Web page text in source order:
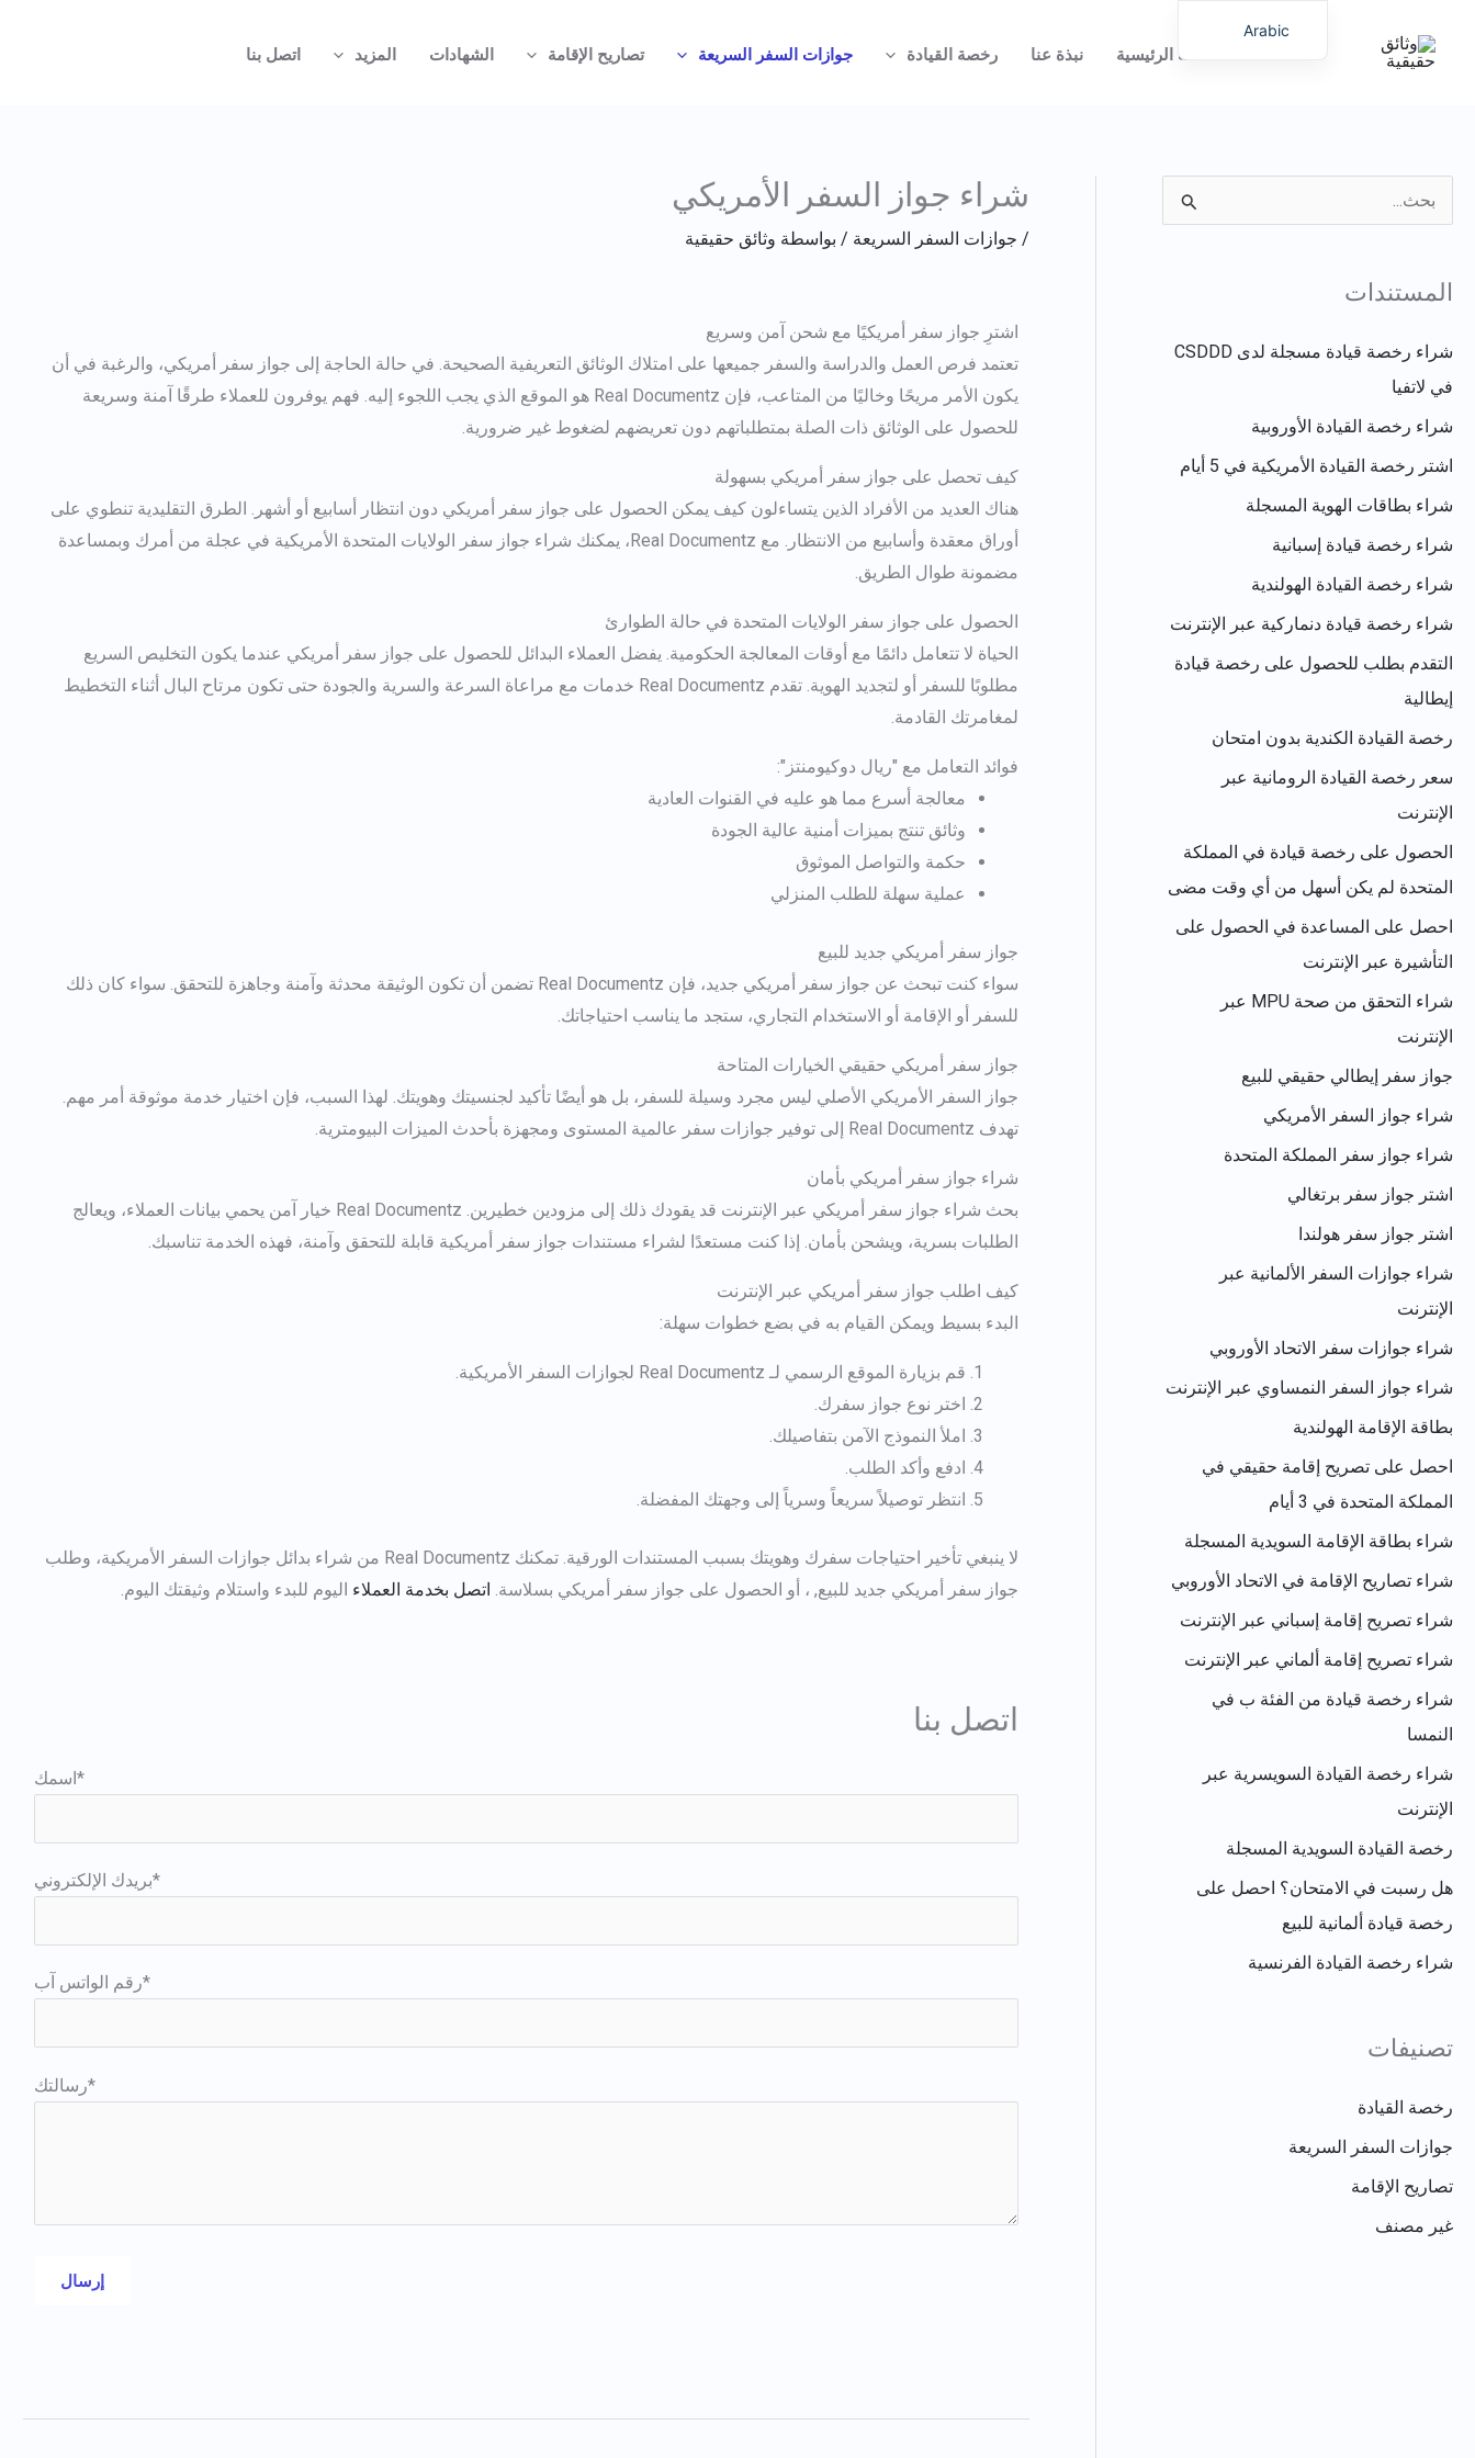
الصفحة الرئيسية نبذة عنا رخصة القيادة جوازات السفر السريعة تصاريح الإقامة الشهادات المزيد اتصل بنا
ث
ع
ن
المستندات
شراء رخصة قيادة مسجلة لدى CSDDD
في لاتفيا
شراء رخصة القيادة الأوروبية
اشتر رخصة القيادة الأمريكية في 5 أيام
شراء بطاقات الهوية المسجلة
شراء رخصة قيادة إسبانية
شراء رخصة القيادة الهولندية
شراء رخصة قيادة دنماركية عبر الإنترنت
التقدم بطلب للحصول على رخصة قيادة
إيطالية
رخصة القيادة الكندية بدون امتحان
سعر رخصة القيادة الرومانية عبر
الإنترنت
الحصول على رخصة قيادة في المملكة
المتحدة لم يكن أسهل من أي وقت مضى
احصل على المساعدة في الحصول على
التأشيرة عبر الإنترنت
شراء التحقق من صحة MPU عبر
الإنترنت
جواز سفر إيطالي حقيقي للبيع
شراء جواز السفر الأمريكي
شراء جواز سفر المملكة المتحدة
اشتر جواز سفر برتغالي
اشتر جواز سفر هولندا
شراء جوازات السفر الألمانية عبر
الإنترنت
شراء جوازات سفر الاتحاد الأوروبي
شراء جواز السفر النمساوي عبر الإنترنت
بطاقة الإقامة الهولندية
احصل على تصريح إقامة حقيقي في
المملكة المتحدة في 3 أيام
شراء بطاقة الإقامة السويدية المسجلة
شراء تصاريح الإقامة في الاتحاد الأوروبي
شراء تصريح إقامة إسباني عبر الإنترنت
شراء تصريح إقامة ألماني عبر الإنترنت
شراء رخصة قيادة من الفئة ب في
النمسا
شراء رخصة القيادة السويسرية عبر
الإنترنت
رخصة القيادة السويدية المسجلة
هل رسبت في الامتحان؟ احصل على
رخصة قيادة ألمانية للبيع
شراء رخصة القيادة الفرنسية
تصنيفات
رخصة القيادة
جوازات السفر السريعة
تصاريح الإقامة
غير مصنف
شراء جواز السفر الأمريكي
/ جوازات السفر السريعة / بواسطة وثائق حقيقية
اشترِ جواز سفر أمريكيًا مع شحن آمن وسريع
تعتمد فرص العمل والدراسة والسفر جميعها على امتلاك الوثائق التعريفية الصحيحة. في حالة الحاجة إلى جواز سفر أمريكي، والرغبة في أن
يكون الأمر مريحًا وخاليًا من المتاعب، فإن Real Documentz هو الموقع الذي يجب اللجوء إليه. فهم يوفرون للعملاء طرقًا آمنة وسريعة
للحصول على الوثائق ذات الصلة بمتطلباتهم دون تعريضهم لضغوط غير ضرورية.
كيف تحصل على جواز سفر أمريكي بسهولة
هناك العديد من الأفراد الذين يتساءلون كيف يمكن الحصول على جواز سفر أمريكي دون انتظار أسابيع أو أشهر. الطرق التقليدية تنطوي على
أوراق معقدة وأسابيع من الانتظار. مع Real Documentz، يمكنك شراء
جواز سفر الولايات المتحدة الأمريكية في عجلة من أمرك وبمساعدة
مضمونة طوال الطريق.
الحصول على جواز سفر الولايات المتحدة في حالة الطوارئ
الحياة لا تتعامل دائمًا مع أوقات المعالجة الحكومية. يفضل العملاء البدائل للحصول على جواز سفر أمريكي عندما يكون التخليص السريع
مطلوبًا للسفر أو لتجديد الهوية. تقدم Real Documentz خدمات مع مراعاة السرعة والسرية والجودة حتى تكون مرتاح البال أثناء التخطيط
لمغامرتك القادمة.
فوائد التعامل مع "ريال دوكيومنتز":
معالجة أسرع مما هو عليه في القنوات العادية
وثائق تنتج بميزات أمنية عالية الجودة
حكمة والتواصل الموثوق
عملية سهلة للطلب المنزلي
جواز سفر أمريكي جديد للبيع
سواء كنت تبحث عن جواز سفر أمريكي جديد، فإن Real Documentz تضمن أن تكون الوثيقة محدثة وآمنة وجاهزة للتحقق. سواء كان ذلك
للسفر أو الإقامة أو الاستخدام التجاري، ستجد ما يناسب احتياجاتك.
جواز سفر أمريكي حقيقي الخيارات المتاحة
جواز السفر الأمريكي الأصلي ليس مجرد وسيلة للسفر، بل هو أيضًا تأكيد لجنسيتك وهويتك. لهذا السبب، فإن اختيار خدمة موثوقة أمر مهم.
تهدف Real Documentz إلى توفير جوازات سفر عالمية المستوى ومجهزة بأحدث الميزات البيومترية.
شراء جواز سفر أمريكي بأمان
بحث شراء جواز سفر أمريكي
عبر الإنترنت قد يقودك ذلك إلى مزودين خطيرين. Real Documentz خيار آمن يحمي بيانات العملاء، ويعالج
الطلبات بسرية، ويشحن بأمان. إذا كنت مستعدًا لشراء مستندات جواز سفر أمريكية قابلة للتحقق وآمنة، فهذه الخدمة تناسبك.
كيف اطلب جواز سفر أمريكي عبر الإنترنت
البدء بسيط ويمكن القيام به في بضع خطوات سهلة:
قم بزيارة الموقع الرسمي لـ Real Documentz لجوازات السفر الأمريكية.
اختر نوع جواز سفرك.
املأ النموذج الآمن بتفاصيلك.
ادفع وأكد الطلب.
انتظر توصيلاً سريعاً وسرياً إلى وجهتك المفضلة.
لا ينبغي تأخير احتياجات سفرك وهويتك بسبب المستندات الورقية. تمكنك Real Documentz من شراء بدائل جوازات السفر الأمريكية، وطلب
جواز سفر أمريكي جديد للبيع, ، أو الحصول على جواز سفر أمريكي بسلاسة. اتصل بخدمة العملاء اليوم للبدء واستلام وثيقتك اليوم.
اتصل بنا
اسمك*
بريدك الإلكتروني*
رقم الواتس آب*
رسالتك*
Arabic
Dutch
Romanian
Spanish
Chinese
French
Japanese
Bulgarian